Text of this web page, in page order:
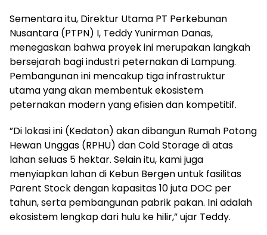
Sementara itu, Direktur Utama PT Perkebunan
Nusantara (PTPN) I, Teddy Yunirman Danas,
menegaskan bahwa proyek ini merupakan langkah
bersejarah bagi industri peternakan di Lampung.
Pembangunan ini mencakup tiga infrastruktur
utama yang akan membentuk ekosistem
peternakan modern yang efisien dan kompetitif.
​”Di lokasi ini (Kedaton) akan dibangun Rumah Potong
Hewan Unggas (RPHU) dan Cold Storage di atas
lahan seluas 5 hektar. Selain itu, kami juga
menyiapkan lahan di Kebun Bergen untuk fasilitas
Parent Stock dengan kapasitas 10 juta DOC per
tahun, serta pembangunan pabrik pakan. Ini adalah
ekosistem lengkap dari hulu ke hilir,” ujar Teddy.